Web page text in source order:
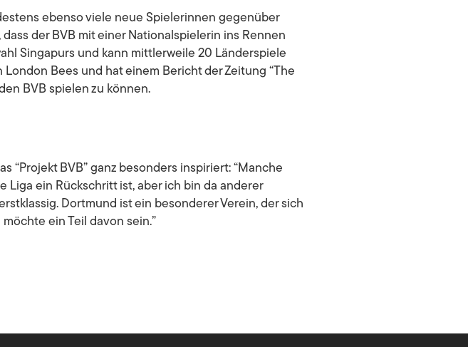
ebenso viele neue Spielerinnen gegenüber
der BVB mit einer Nationalspielerin ins Rennen
Singapurs und kann mittlerweile 20 Länderspiele
London Bees und hat einem Bericht der Zeitung “ The
BVB spielen zu können.
“Projekt BVB” ganz besonders inspiriert: “Manche
Liga ein Rückschritt ist, aber ich bin da anderer
Dortmund ist ein besonderer Verein, der sich
ein Teil davon sein.”